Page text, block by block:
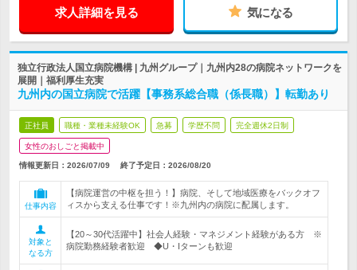
求人詳細を見る 気になる
独立行政法人国立病院機構 | 九州グループ｜九州内28の病院ネットワークを
展開｜福利厚生充実
九州内の国立病院で活躍【事務系総合職（係長職）】転勤あり
正社員 職種・業種未経験OK 急募 学歴不問 完全週休2日制
女性のおしごと掲載中
情報更新日：2026/07/09 終了予定日： 2026/08/20
仕事内容
【病院運営の中枢を担う！】病院、そして地域医療をバックオフ
ィスから支える仕事です！※九州内の病院に配属します。
対象と
なる方
【20～30代活躍中】社会人経験・マネジメント経験がある方 ※
病院勤務経験者歓迎 ◆U・Iターンも歓迎